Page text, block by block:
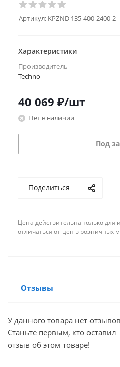
Артикул: KPZND 135-400-2400-2
Характеристики
Производитель
Techno
40 069 ₽/шт
Нет в наличии
Под
Поделиться
Цена действительна только
отличаться от цен в розничных
Отзывы
У данного товара нет
Станьте первым, кто оставил
отзыв об этом товаре!